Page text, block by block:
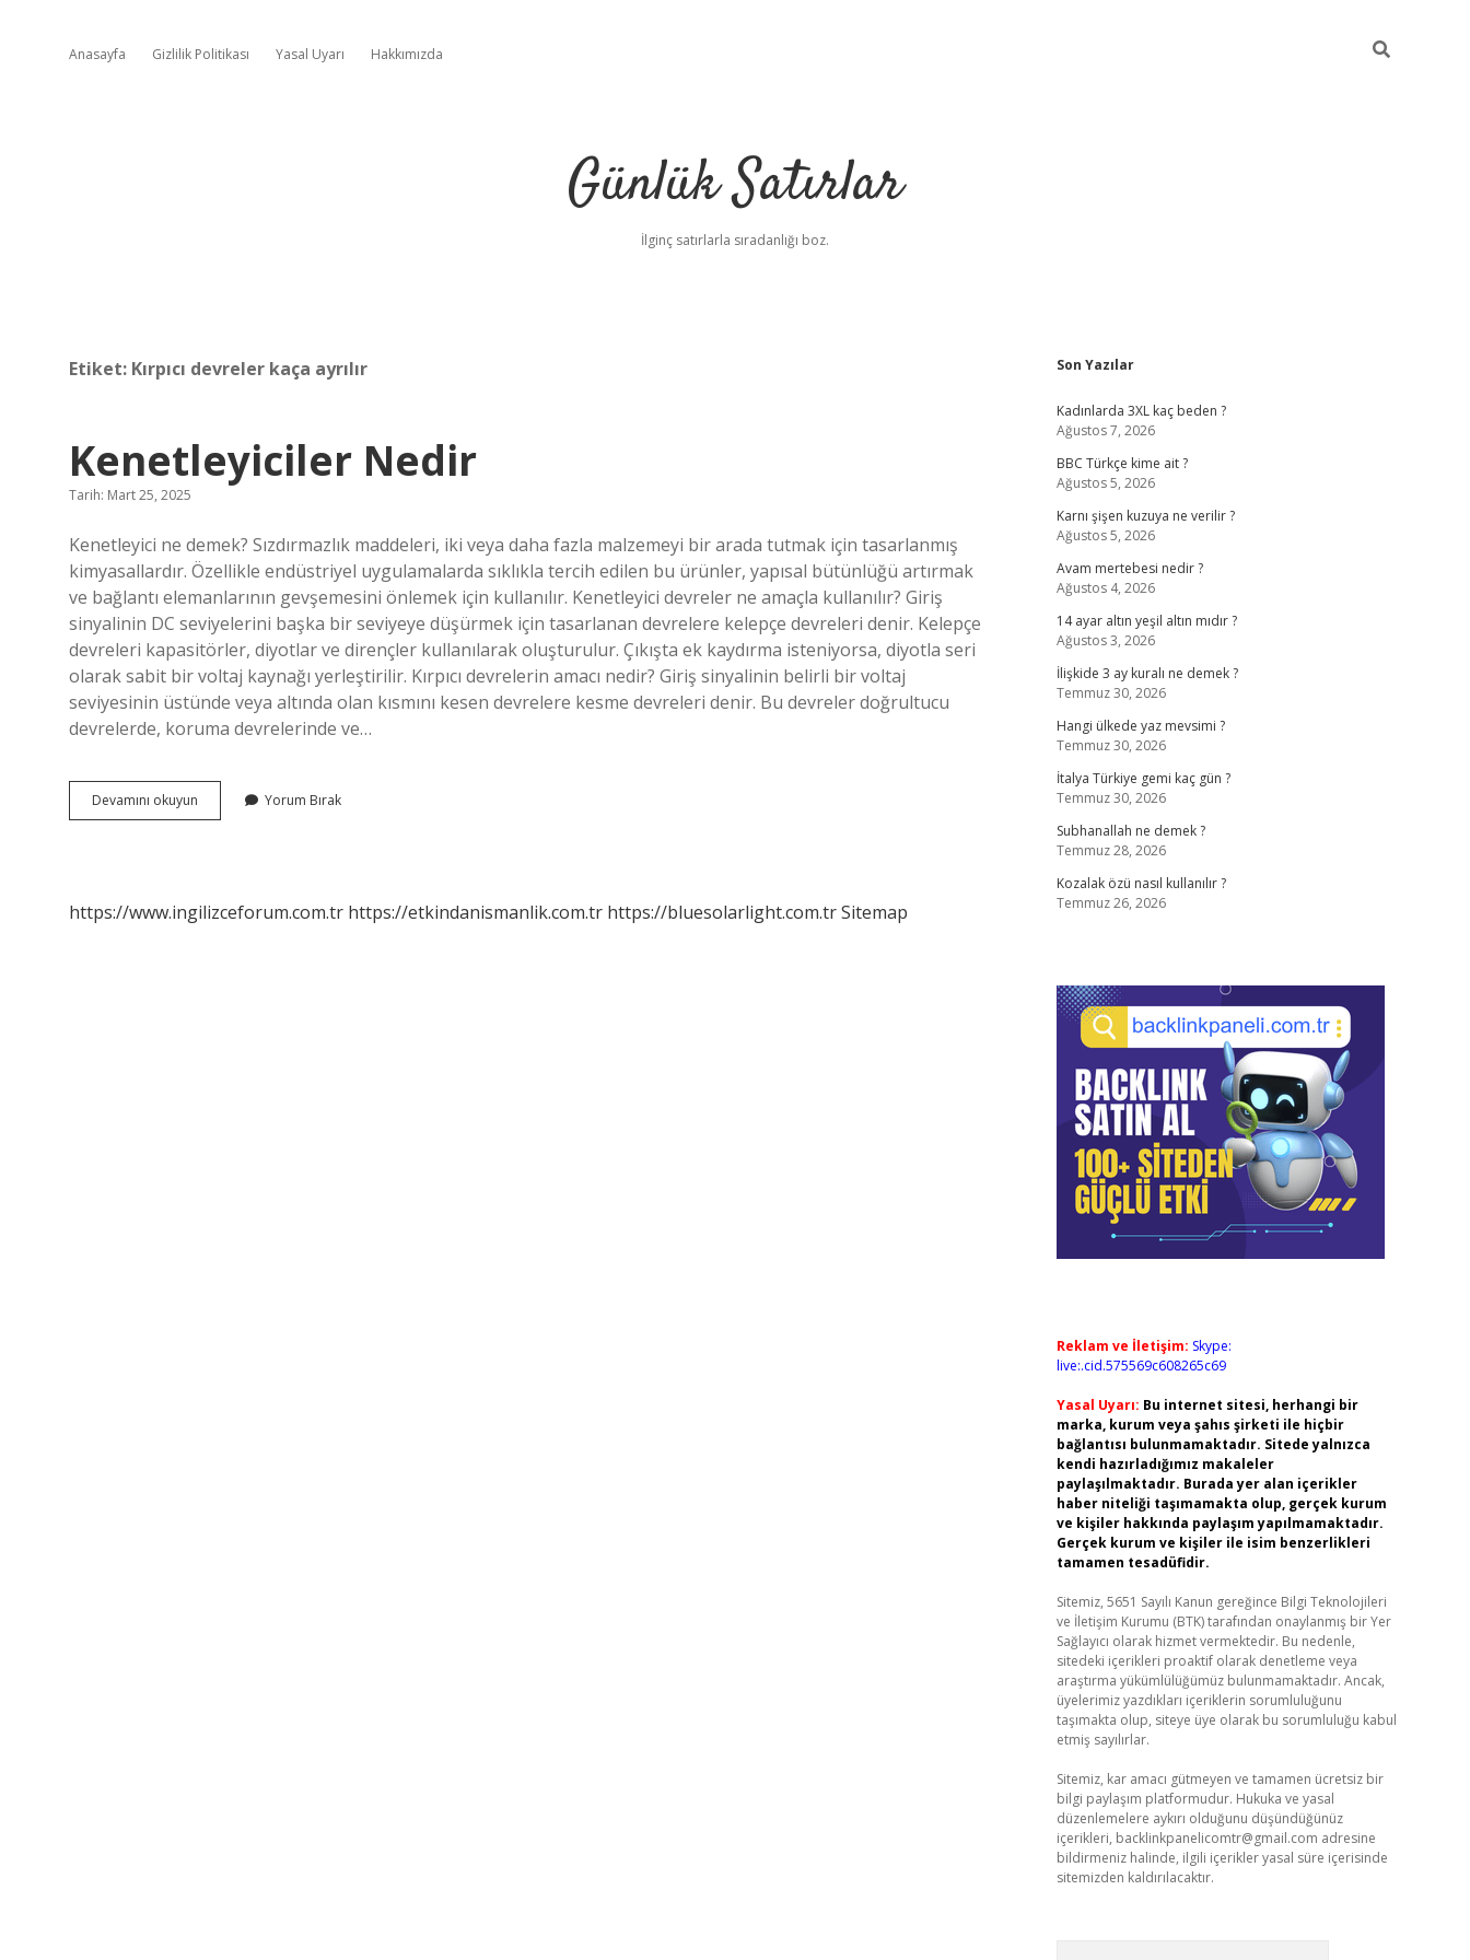
Anasayfa Gizlilik Politikası Yasal Uyarı Hakkımızda
Günlük Satırlar
İlginç satırlarla sıradanlığı boz.
Etiket: Kırpıcı devreler kaça ayrılır
Kenetleyiciler Nedir
Tarih: Mart 25, 2025
Kenetleyici ne demek? Sızdırmazlık maddeleri, iki veya daha fazla malzemeyi bir arada tutmak için tasarlanmış
kimyasallardır. Özellikle endüstriyel uygulamalarda sıklıkla tercih edilen bu ürünler, yapısal bütünlüğü artırmak
ve bağlantı elemanlarının gevşemesini önlemek için kullanılır. Kenetleyici devreler ne amaçla kullanılır? Giriş
sinyalinin DC seviyelerini başka bir seviyeye düşürmek için tasarlanan devrelere kelepçe devreleri denir. Kelepçe
devreleri kapasitörler, diyotlar ve dirençler kullanılarak oluşturulur. Çıkışta ek kaydırma isteniyorsa, diyotla seri
olarak sabit bir voltaj kaynağı yerleştirilir. Kırpıcı devrelerin amacı nedir? Giriş sinyalinin belirli bir voltaj
seviyesinin üstünde veya altında olan kısmını kesen devrelere kesme devreleri denir. Bu devreler doğrultucu
devrelerde, koruma devrelerinde ve…
Devamını okuyun Kenetleyiciler
Nedir
Yorum Bırak
https://www.ingilizceforum.com.tr https://etkindanismanlik.com.tr https://bluesolarlight.com.trSitemap
Sidebar
Son Yazılar
Kadınlarda 3XL kaç beden ?
Ağustos 7, 2026
BBC Türkçe kime ait ?
Ağustos 5, 2026
Karnı şişen kuzuya ne verilir ?
Ağustos 5, 2026
Avam mertebesi nedir ?
Ağustos 4, 2026
14 ayar altın yeşil altın mıdır ?
Ağustos 3, 2026
İlişkide 3 ay kuralı ne demek ?
Temmuz 30, 2026
Hangi ülkede yaz mevsimi ?
Temmuz 30, 2026
İtalya Türkiye gemi kaç gün ?
Temmuz 30, 2026
Subhanallah ne demek ?
Temmuz 28, 2026
Kozalak özü nasıl kullanılır ?
Temmuz 26, 2026
Reklam ve İletişim: Skype:
live:.cid.575569c608265c69
Yasal Uyarı: Bu internet sitesi, herhangi bir
marka, kurum veya şahıs şirketi ile hiçbir
bağlantısı bulunmamaktadır. Sitede yalnızca
kendi hazırladığımız makaleler
paylaşılmaktadır. Burada yer alan içerikler
haber niteliği taşımamakta olup, gerçek kurum
ve kişiler hakkında paylaşım yapılmamaktadır.
Gerçek kurum ve kişiler ile isim benzerlikleri
tamamen tesadüfidir.
Sitemiz, 5651 Sayılı Kanun gereğince Bilgi Teknolojileri
ve İletişim Kurumu (BTK) tarafından onaylanmış bir Yer
Sağlayıcı olarak hizmet vermektedir. Bu nedenle,
sitedeki içerikleri proaktif olarak denetleme veya
araştırma yükümlülüğümüz bulunmamaktadır. Ancak,
üyelerimiz yazdıkları içeriklerin sorumluluğunu
taşımakta olup, siteye üye olarak bu sorumluluğu kabul
etmiş sayılırlar.
Sitemiz, kar amacı gütmeyen ve tamamen ücretsiz bir
bilgi paylaşım platformudur. Hukuka ve yasal
düzenlemelere aykırı olduğunu düşündüğünüz
içerikleri, backlinkpanelicomtr@gmail.com adresine
bildirmeniz halinde, ilgili içerikler yasal süre içerisinde
sitemizden kaldırılacaktır.